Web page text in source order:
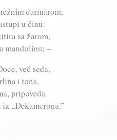
darmarom;
u činu:
sa žarom,
mandolinu; –
već seda,
i tona,
pripoveda
„Dekamerona.”